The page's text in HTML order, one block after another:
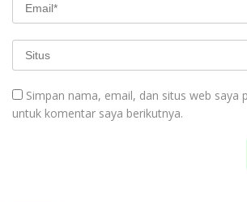
Simpan nama, email, dan situs web saya
untuk komentar saya berikutnya.